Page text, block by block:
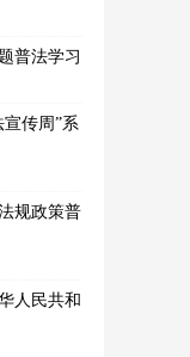
普法学习
宣传周”系
规政策普
人民共和